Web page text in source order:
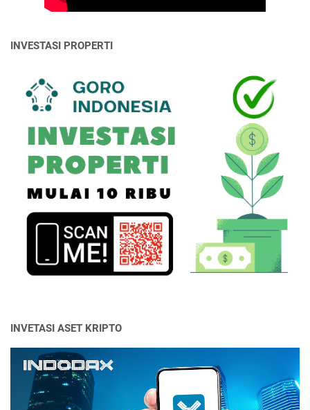
INVESTASI PROPERTI
INVETASI ASET KRIPTO